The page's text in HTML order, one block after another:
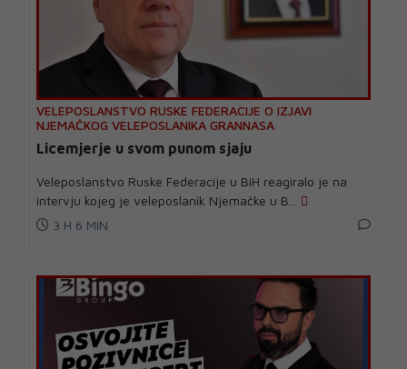
VELEPOSLANSTVO RUSKE FEDERACIJE O IZJAVI
NJEMAČKOG VELEPOSLANIKA GRANNASA
Licemjerje u svom punom sjaju
Veleposlanstvo Ruske Federacije u BiH reagiralo je na
intervju kojeg je veleposlanik Njemačke u B...
3 H 6 MIN